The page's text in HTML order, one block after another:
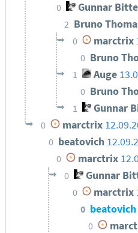
0 Gunnar
2 Bruno
0 marctrix
0 Bruno
1 Auge
0 Bruno
1 Gunnar
0 marctrix
0 beatovich
0 marctrix
0 Gunnar
0 marctrix
0 beatovich
0